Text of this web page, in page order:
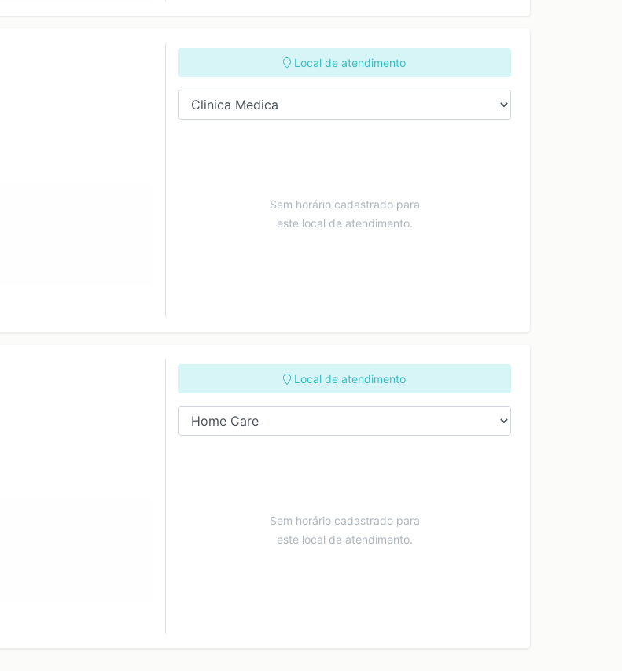
Local de atendimento
Sem horário cadastrado para
este local de atendimento.
Local de atendimento
Sem horário cadastrado para
este local de atendimento.